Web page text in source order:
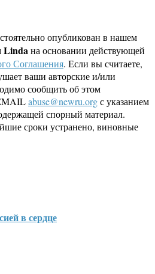
опубликован в нашем
Lindaна основании действующей
Соглашения. Если вы считаете,
ваши авторские и/или
сообщить об этом
abuse@newru.orgс указанием
спорный материал.
сроки устранено, виновные
в сердце